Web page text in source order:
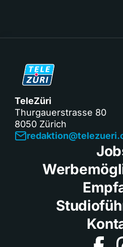
TeleZüri
Thurgauerstrasse 80
8050 Zürich